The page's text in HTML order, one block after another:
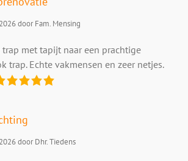
door Fam. Mensing
met tapijt naar een prachtige
trap. Echte vakmensen en zeer netjes.
door Dhr. Tiedens